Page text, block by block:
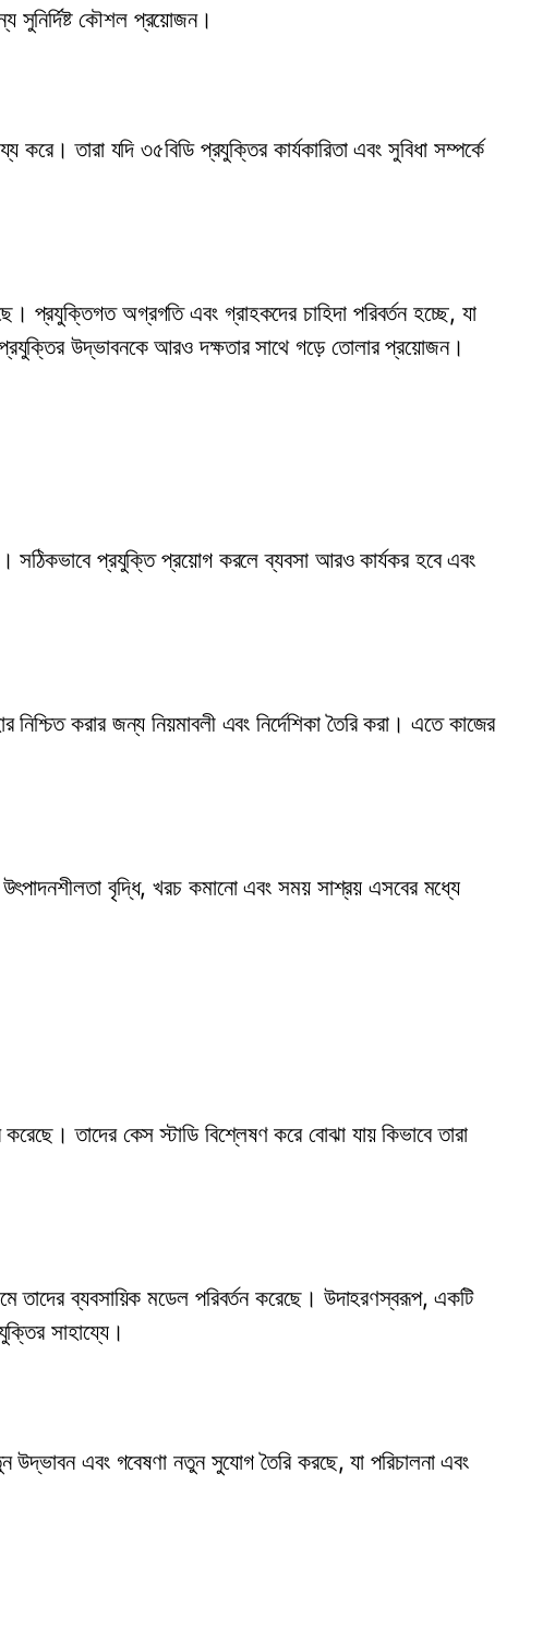
সুনির্দিষ্ট কৌশল প্রয়োজন।
তারা যদি ৩৫বিডি প্রযুক্তির কার্যকারিতা এবং সুবিধা সম্পর্কে
প্রযুক্তিগত অগ্রগতি এবং গ্রাহকদের চাহিদা পরিবর্তন হচ্ছে, যা
প্রযুক্তির উদ্ভাবনকে আরও দক্ষতার সাথে গড়ে তোলার প্রয়োজন।
সঠিকভাবে প্রযুক্তি প্রয়োগ করলে ব্যবসা আরও কার্যকর হবে এবং
করার জন্য নিয়মাবলী এবং নির্দেশিকা তৈরি করা। এতে কাজের
বৃদ্ধি, খরচ কমানো এবং সময় সাশ্রয় এসবের মধ্যে
তাদের কেস স্টাডি বিশ্লেষণ করে বোঝা যায় কিভাবে তারা
তাদের ব্যবসায়িক মডেল পরিবর্তন করেছে। উদাহরণস্বরূপ, একটি
সাহায্যে।
এবং গবেষণা নতুন সুযোগ তৈরি করছে, যা পরিচালনা এবং